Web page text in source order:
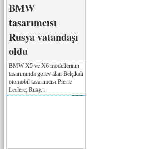
BMW
tasarımcısı
Rusya vatandaşı
oldu
BMW X5 ve X6 modellerinin
tasarımında görev alan Belçikalı
otomobil tasarımcısı Pierre
Leclerc, Rusy...